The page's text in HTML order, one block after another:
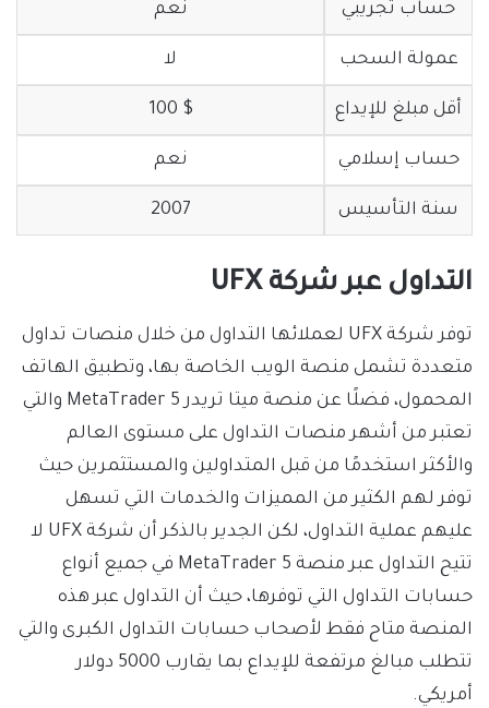
حساب تجريبي نعم
عمولة السحب لا
أقل مبلغ للإيداع $ 100
حساب إسلامي نعم
سنة التأسيس 2007
التداول عبر شركة UFX
توفر شركة UFX لعملائها التداول من خلال منصات تداول
متعددة تشمل منصة الويب الخاصة بها، وتطبيق الهاتف
المحمول، فضلًا عن منصة ميتا تريدر MetaTrader 5 والتي
تعتبر من أشهر منصات التداول على مستوى العالم
والأكثر استخدمًا من قبل المتداولين والمستثمرين حيث
توفر لهم الكثير من المميزات والخدمات التي تسهل
عليهم عملية التداول، لكن الجدير بالذكر أن شركة UFX لا
تتيح التداول عبر منصة MetaTrader 5 في جميع أنواع
حسابات التداول التي توفرها، حيث أن التداول عبر هذه
المنصة متاح فقط لأصحاب حسابات التداول الكبرى والتي
تتطلب مبالغ مرتفعة للإيداع بما يقارب 5000 دولار
أمريكي.